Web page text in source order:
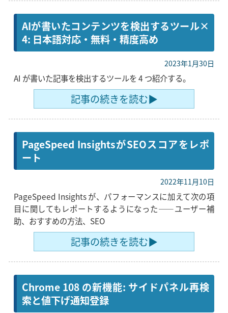
AIが書いたコンテンツを検出するツール×
4: 日本語対応・無料・精度高め
2023年1月30日
AI が書いた記事を検出するツールを 4 つ紹介する。
記事の続きを読む▶
PageSpeed InsightsがSEOスコアをレポ
ート
2022年11月10日
PageSpeed Insights が、パフォーマンスに加えて次の項
目に関してもレポートするようになった――ユーザー補
助、おすすめの方法、SEO
記事の続きを読む▶
Chrome 108 の新機能: サイドパネル再検
索と値下げ通知登録